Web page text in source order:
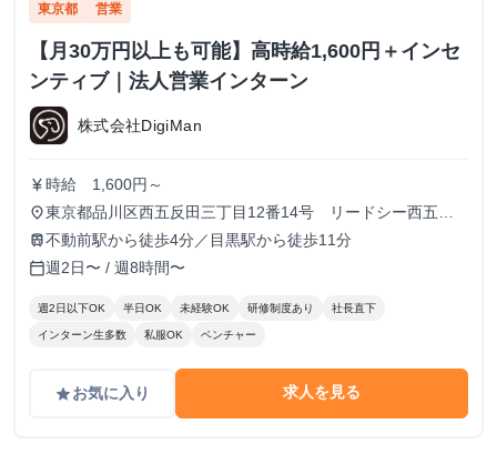
東京都 営業
【月30万円以上も可能】高時給1,600円＋インセ
ンティブ｜法人営業インターン
株式会社DigiMan
currency_yen 時給 1,600円～
place東京都品川区西五反田三丁目12番14号 リードシー西五反
田ビル7-8階（受付8階）
train不動前駅から徒歩4分／目黒駅から徒歩11分
calendar_today週2日〜 / 週8時間〜
週2日以下OK 半日OK 未経験OK 研修制度あり 社長直下
インターン生多数 私服OK ベンチャー
gradeお気に入り 求人を見る